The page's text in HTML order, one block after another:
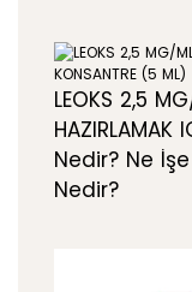
LEOKS 2,5
HAZIRLAMAK
Nedir? Ne İşe
Nedir?